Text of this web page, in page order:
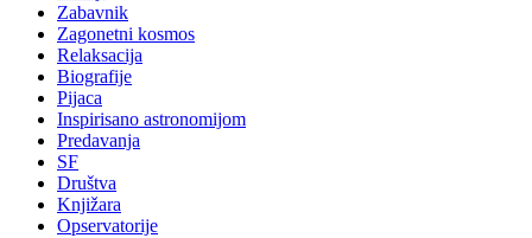
Zabavnik
Zagonetni kosmos
Relaksacija
Biografije
Pijaca
Inspirisano astronomijom
Predavanja
SF
Društva
Knjižara
Opservatorije